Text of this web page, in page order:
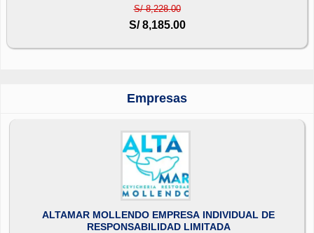
S/ 8,228.00
S/ 8,185.00
Empresas
ALTAMAR MOLLENDO EMPRESA INDIVIDUAL DE
RESPONSABILIDAD LIMITADA